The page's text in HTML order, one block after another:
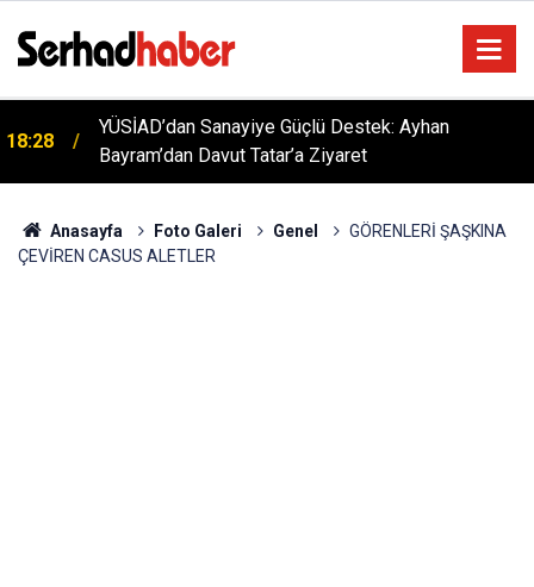
18:28
YÜSİAD’dan Sanayiye Güçlü Destek: Ayhan
Bayram’dan Davut Tatar’a Ziyaret
Anasayfa Foto Galeri Genel
GÖRENLERİ ŞAŞKINA
ÇEVİREN CASUS ALETLER